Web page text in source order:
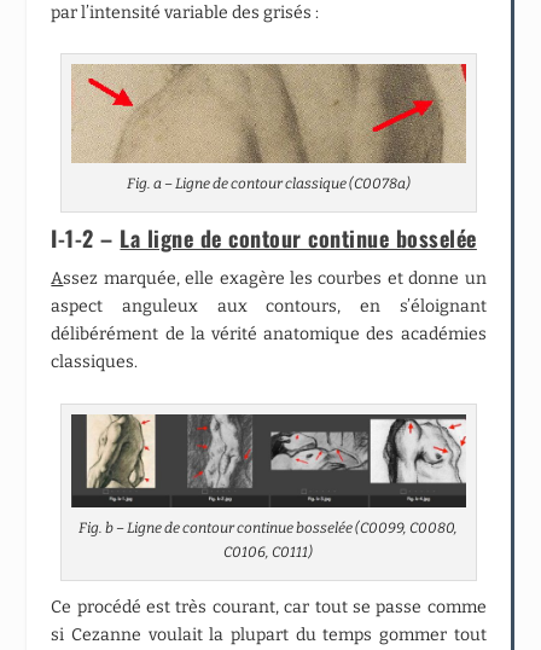
par l’intensité variable des grisés :
Fig. a – Ligne de contour classique (C0078a)
I-1-2 – La ligne de contour continue bosselée
Assez marquée, elle exagère les courbes et donne un
aspect anguleux aux contours, en s’éloignant
délibérément de la vérité anatomique des académies
classiques.
Fig. b – Ligne de contour continue bosselée (C0099, C0080,
C0106, C0111)
Ce procédé est très courant, car tout se passe comme
si Cezanne voulait la plupart du temps gommer tout